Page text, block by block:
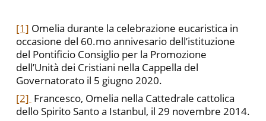
[1] Omelia durante la celebrazione eucaristica in
occasione del 60.mo annivesario dell’istituzione
del Pontificio Consiglio per la Promozione
dell’Unità dei Cristiani nella Cappella del
Governatorato il 5 giugno 2020.
[2] Francesco, Omelia nella Cattedrale cattolica
dello Spirito Santo a Istanbul, il 29 novembre 2014.